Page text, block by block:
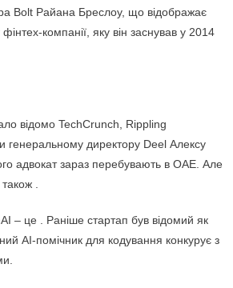
Bolt Райана Бреслоу, що відображає
компанії, яку він заснував у 2014
відомо TechCrunch, Rippling
генеральному директору Deel Алексу
адвокат зараз перебувають в ОАЕ. Але
також .
– це . Раніше стартап був відомий як
АІ-помічник для кодування конкурує з